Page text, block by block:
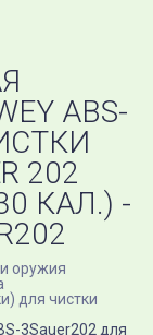
ABS-
202
КАЛ.) -
оружия
для чистки
3Sauer202 для